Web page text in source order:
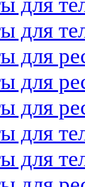
для
для
для
для
для
для